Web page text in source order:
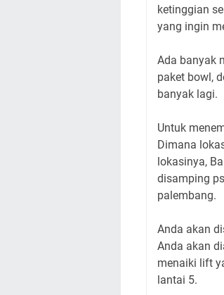
ketinggian
yang ingin
Ada banyak
paket bowl,
banyak lagi.
Untuk
Dimana
lokasinya,
disamping
palembang.
Anda akan
Anda akan
menaiki lift
lantai 5.